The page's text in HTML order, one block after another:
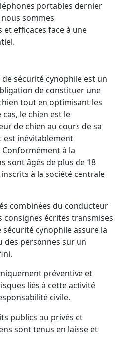
portables dernier
sommes
efficaces face à une
sécurité cynophile est un
de constituer une
tout en optimisant les
le chien est le
de chien au cours de sa
est inévitablement
à la
sont âgés de plus de 18
à la société centrale
combinées du conducteur
consignes écrites transmises
cynophile assure la
des personnes sur un
préventive et
liés à cette activité
civile.
publics ou privés et
sont tenus en laisse et